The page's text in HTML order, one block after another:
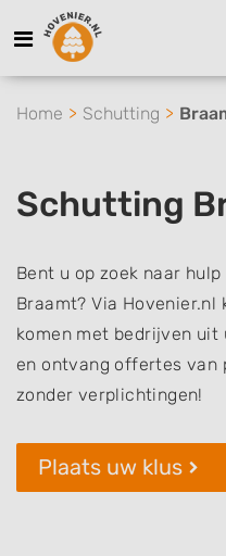
Home Schutting
Schutting
Bent u op zoek naar
Braamt? Via
komen met bedrijven uit
en ontvang offertes van
zonder verplichtingen!
Plaats uw klus